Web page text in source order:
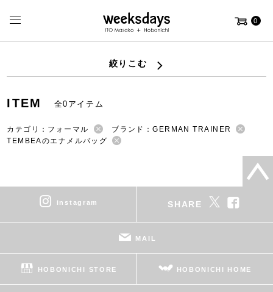
0
絞りこむ
ITEM 全0アイテム
カテゴリ：フォーマル
ブランド：GERMAN TRAINER
TEMBEAのエナメルバッグ
instagram SHARE
MAIL
HOBONICHI STORE HOBONICHI HOME